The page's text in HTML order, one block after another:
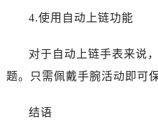
4.使用自动上链功能
对于自动上链手表来说
题。只需佩戴手腕活动即可
结语